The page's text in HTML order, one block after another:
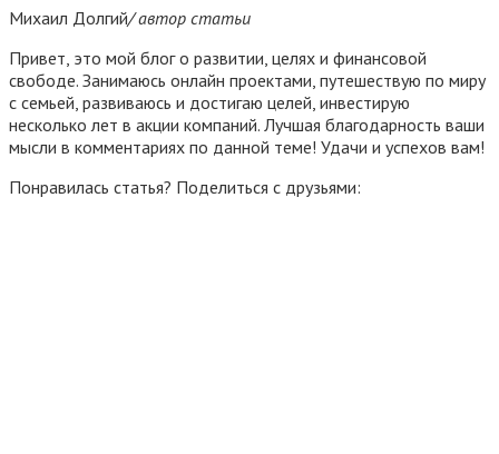
Михаил Долгий/ автор статьи
Привет, это мой блог о развитии, целях и финансовой
свободе. Занимаюсь онлайн проектами, путешествую по миру
с семьей, развиваюсь и достигаю целей, инвестирую
несколько лет в акции компаний. Лучшая благодарность ваши
мысли в комментариях по данной теме! Удачи и успехов вам!
Понравилась статья? Поделиться с друзьями: